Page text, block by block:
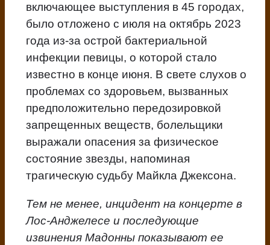
включающее выступления в 45 городах,
было отложено с июля на октябрь 2023
года из-за острой бактериальной
инфекции певицы, о которой стало
известно в конце июня. В свете слухов о
проблемах со здоровьем, вызванных
предположительно передозировкой
запрещенных веществ, болельщики
выражали опасения за физическое
состояние звезды, напоминая
трагическую судьбу Майкла Джексона.
Тем не менее, инцидент на концерте в
Лос-Анджелесе и последующие
извинения Мадонны показывают ее